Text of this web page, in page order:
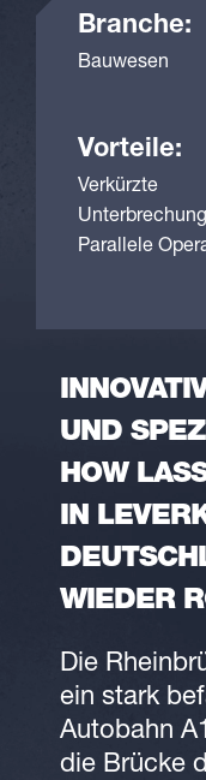
Branche:
Bauwesen
Vorteile:
Verkürzte
Unterbrechung
Parallele
UND
HOW
IN
WIEDER
Die
ein stark
Autobahn
die Brücke